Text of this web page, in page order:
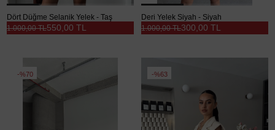
Dört Düğme Selanik Yelek - Taş
550,00 TL
1.000,00 TL
Deri Yelek Siyah - Siyah
300,00 TL
1.000,00 TL
%70 %63